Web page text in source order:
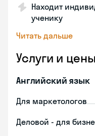
Находит
ученику
Читать дальше
Услуги и цены
Английский язык
Для маркетологов
Деловой - для